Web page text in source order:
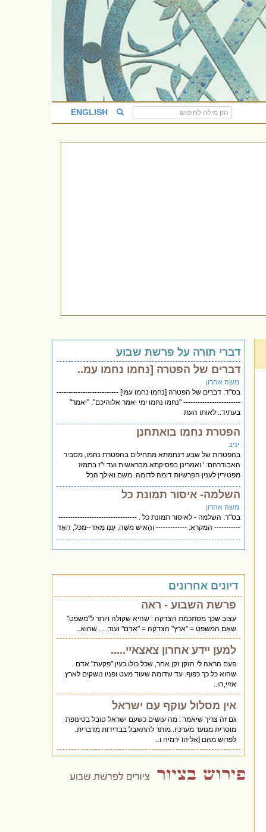
ENGLISH
דברי תורה על פרשת שבוע
דברים של הפטרה [נחמו נחמו עמ..
משה אהרון
בס"ד. דברים של הפטרה [נחמו נחמו עמי] --------------------------
------------------------ "נחמו נחמו ימי יאמר אלוהיכם". "יאמר"
בעתיד.. לאותו העת
הפטרת נחמו בואתחנן
יניב
בהפטרות של שבע דנחמתא מתחילים בהפטרת נחמו, מסביר
האבודרהם: ' ואמרינן בפסיקתא מבראשית ועד י"ז בתמוז
מפטירין לענין הפרשיות דומה לדומה. משם ואילך הכל
השלמה- איסור תמונת כל
משה אהרון
בס"ד. השלמה - לאיסור תמונת כל . ---------------------------------
----------- המקרא: ------------- וְהָאִישׁ מֹשֶׁה, עָנָו מְאֹד--מִכֹּל, הָאָד
דיונים אחרונים
פרשת השבוע - ראה
עצוב שכך מסתכמת הצדקה : שהיא שקולה ויותר ל"משפט"
שאם המשפט = "ארץ" הצדקה = "אדם" ועוד... . שהוא..
למען יידע אחרון צאצאיי.....
פעם הראה לי הזקן זקן אחר, שכל כולו כעין "פקעת" אדם .
שהוא כל כך כפוף. עד שדומה שעוד מעט ופניו נושקים לארץ.
אזיי,הו..
אין מסלול עוקף עם ישראל
גם זה צריך שיאמר : מה עושים כשעם ישראל טובל בטינופת
מוסרית מנוער מערכיו. מותר להתאבל בבדידות מדברית.
לפרוש מהם [אליהו ירמיה ו..